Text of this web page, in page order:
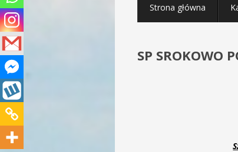
Strona główna
SP SROKOWO